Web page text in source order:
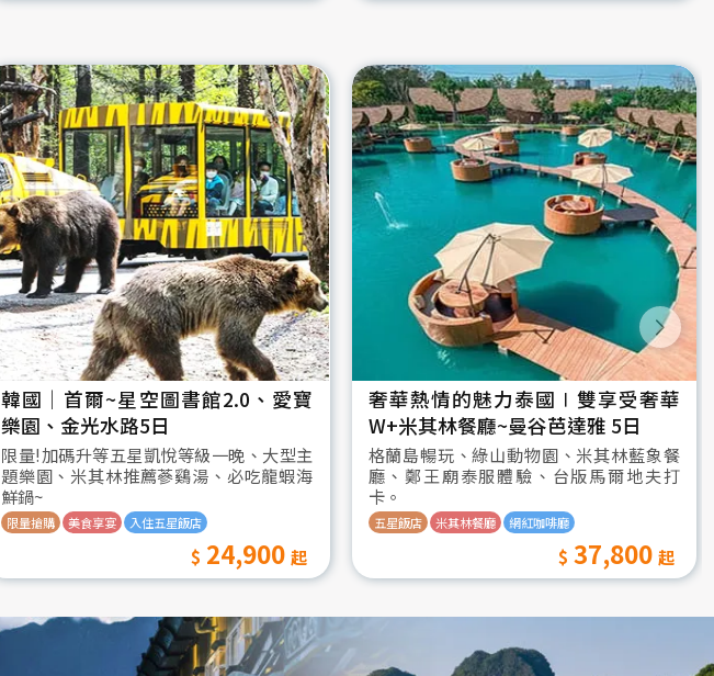
韓國│首爾~星空圖書館2.0、愛寶
樂園、金光水路5日
限量!加碼升等五星凱悅等級一晚、大型主
題樂園、米其林推薦蔘鷄湯、必吃龍蝦海
鮮鍋~
限量搶購 美食享宴 入住五星飯店
24,900
奢華熱情的魅力泰國∣雙享受奢華
W+米其林餐廳~曼谷芭達雅 5日
格蘭島暢玩、綠山動物園、米其林藍象餐
廳、鄭王廟泰服體驗、台版馬爾地夫打
卡。
五星飯店 米其林餐廳 網紅咖啡廳
37,800